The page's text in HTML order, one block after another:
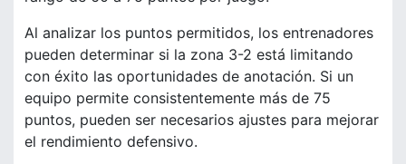
Al analizar los puntos permitidos, los entrenadores
pueden determinar si la zona 3-2 está limitando
con éxito las oportunidades de anotación. Si un
equipo permite consistentemente más de 75
puntos, pueden ser necesarios ajustes para mejorar
el rendimiento defensivo.